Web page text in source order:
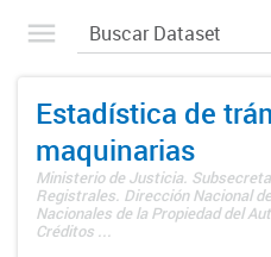
Estadística de
maquinarias
Ministerio de Justicia.
Registrales. Dirección Nacional
Nacionales de la Propiedad del
Créditos ...